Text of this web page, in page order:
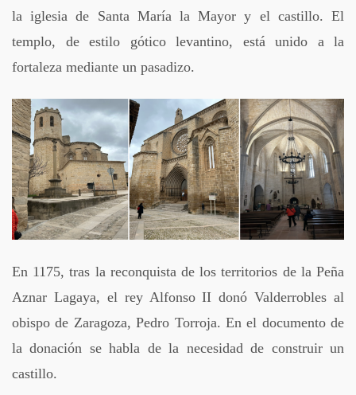
la iglesia de Santa María la Mayor y el castillo. El
templo, de estilo gótico levantino, está unido a la
fortaleza mediante un pasadizo.
En 1175, tras la reconquista de los territorios de la Peña
Aznar Lagaya, el rey Alfonso II donó Valderrobles al
obispo de Zaragoza, Pedro Torroja. En el documento de
la donación se habla de la necesidad de construir un
castillo.